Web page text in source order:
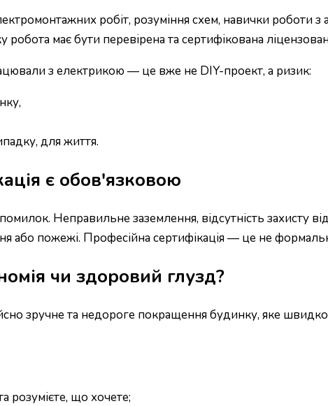
робіт, розуміння схем, навички
робота має бути перевірена та сертифікована
з електрикою — це вже не DIY-проект, а ризик:
для життя.
є обов'язковою
Неправильне заземлення, відсутність захисту
або пожежі. Професійна сертифікація — це не
чи здоровий глузд?
зручне та недороге покращення будинку, яке
розумієте, що хочете;